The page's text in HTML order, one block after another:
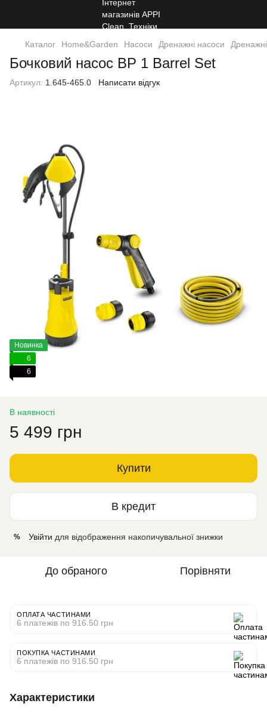
Каталог Home&Garden Насоси Дренажні насоси
Бочковий насос BP 1 Barrel Set
Артикул: 1.645-465.0 Написати відгук
Новинка
6
6
В наявності
5 499 грн
Купити
В кредит
% Увійти для відображення накопичувальної знижки
До обраного Порівняти
ОПЛАТА ЧАСТИНАМИ
6 платежів по 916.50 грн
ПОКУПКА ЧАСТИНАМИ
6 платежів по 916.50 грн
Характеристики